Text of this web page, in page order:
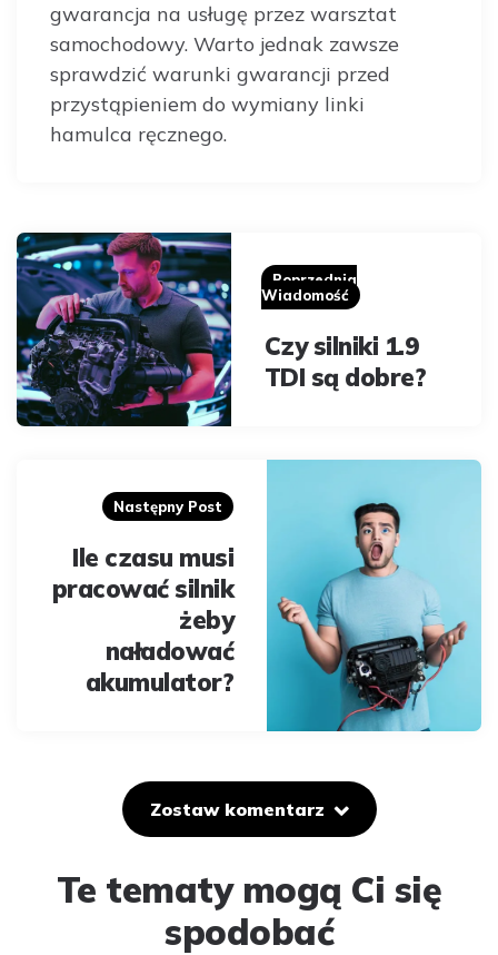
gwarancja na usługę przez warsztat
samochodowy. Warto jednak zawsze
sprawdzić warunki gwarancji przed
przystąpieniem do wymiany linki
hamulca ręcznego.
Post
navigation
Poprzednia
Wiadomość
Czy silniki 1.9
TDI są dobre?
Następny Post
Ile czasu musi
pracować silnik
żeby
naładować
akumulator?
Zostaw komentarz
Te tematy mogą Ci się
spodobać